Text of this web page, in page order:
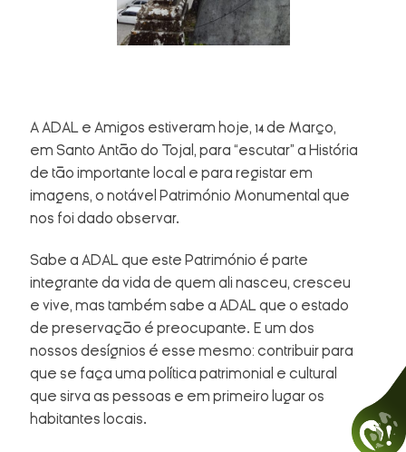
A ADAL e Amigos estiveram hoje, 14 de Março,
em Santo Antão do Tojal, para “escutar” a História
de tão importante local e para registar em
imagens, o notável Património Monumental que
nos foi dado observar.
Sabe a ADAL que este Património é parte
integrante da vida de quem ali nasceu, cresceu
e vive, mas também sabe a ADAL que o estado
de preservação é preocupante. E um dos
nossos desígnios é esse mesmo: contribuir para
que se faça uma política patrimonial e cultural
que sirva as pessoas e em primeiro lugar os
habitantes locais.